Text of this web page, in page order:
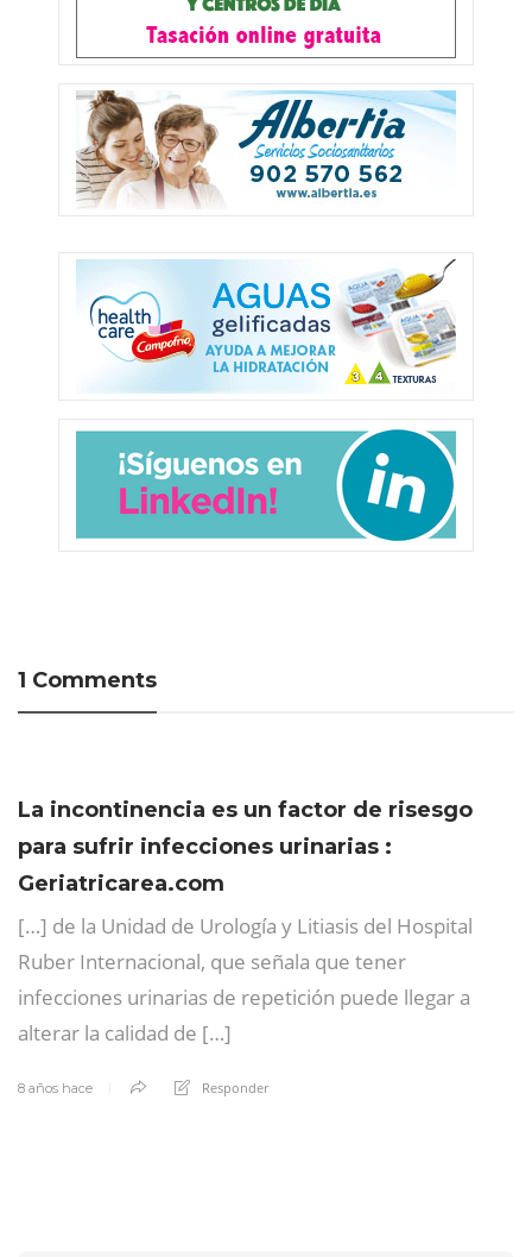
1 Comments
La incontinencia es un factor de risesgo
para sufrir infecciones urinarias :
Geriatricarea.com
[…] de la Unidad de Urología y Litiasis del Hospital
Ruber Internacional, que señala que tener
infecciones urinarias de repetición puede llegar a
alterar la calidad de […]
8 años hace Responder